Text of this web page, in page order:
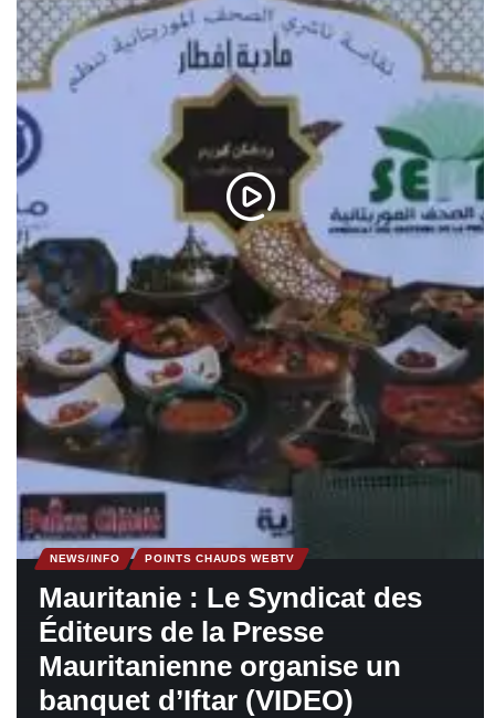
NEWS/INFO POINTS CHAUDS WEBTV
Mauritanie : Le Syndicat des
Éditeurs de la Presse
Mauritanienne organise un
banquet d’Iftar (VIDEO)